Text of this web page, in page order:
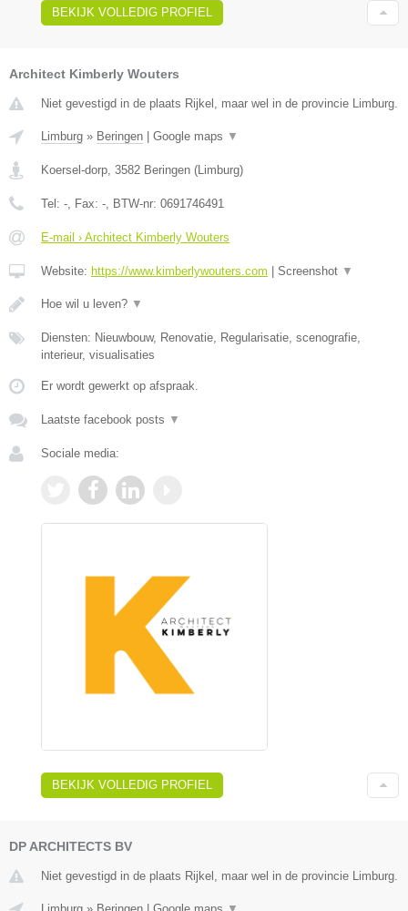
BEKIJK VOLLEDIG PROFIEL
Architect Kimberly Wouters
Niet gevestigd in de plaats Rijkel, maar wel in de provincie Limburg.
Limburg » Beringen Google maps ▼
Koersel-dorp, 3582 Beringen (Limburg)
Tel: -, Fax: -, BTW-nr: 0691746491
E-mail › Architect Kimberly Wouters
Website: https://www.kimberlywouters.com Screenshot ▼
Hoe wil u leven? ▼
Diensten: Nieuwbouw, Renovatie, Regularisatie, scenografie,
interieur, visualisaties
Er wordt gewerkt op afspraak.
Laatste facebook posts ▼
Sociale media:
BEKIJK VOLLEDIG PROFIEL
DP ARCHITECTS BV
Niet gevestigd in de plaats Rijkel, maar wel in de provincie Limburg.